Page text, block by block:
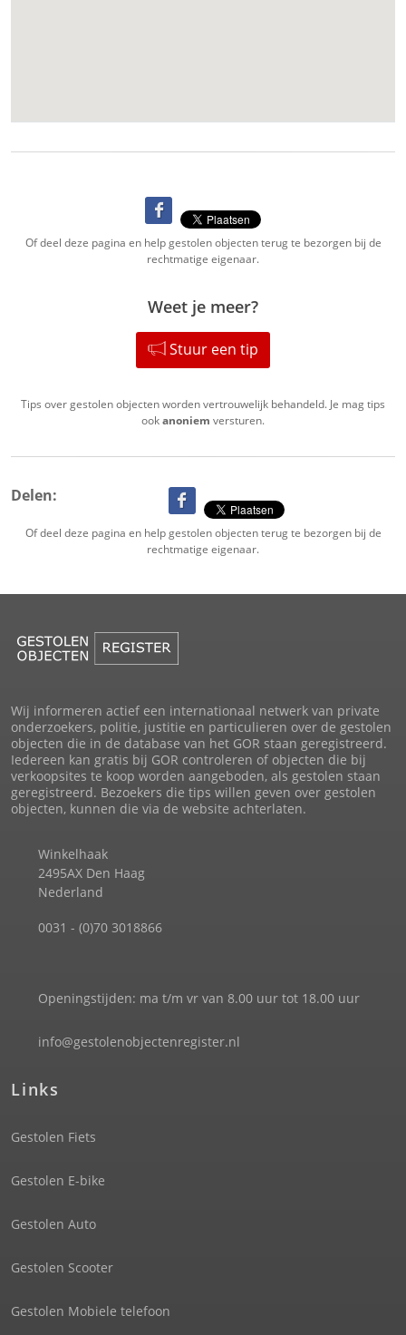
Of deel deze pagina en help gestolen objecten terug te bezorgen bij de
rechtmatige eigenaar.
Weet je meer?
Stuur een tip
Tips over gestolen objecten worden vertrouwelijk behandeld. Je mag tips
ookanoniem versturen.
Delen:
Of deel deze pagina en help gestolen objecten terug te bezorgen bij de
rechtmatige eigenaar.
Wij informeren actief een internationaal netwerk van private
onderzoekers, politie, justitie en particulieren over de gestolen
objecten die in de database van het GOR staan geregistreerd.
Iedereen kan gratis bij GOR controleren of objecten die bij
verkoopsites te koop worden aangeboden, als gestolen staan
geregistreerd. Bezoekers die tips willen geven over gestolen
objecten, kunnen die via de website achterlaten.
Winkelhaak
2495AX Den Haag
Nederland
0031 - (0)70 3018866
Openingstijden: ma t/m vr van 8.00 uur tot 18.00 uur
info@gestolenobjectenregister.nl
Links
Gestolen Fiets
Gestolen E-bike
Gestolen Auto
Gestolen Scooter
Gestolen Mobiele telefoon